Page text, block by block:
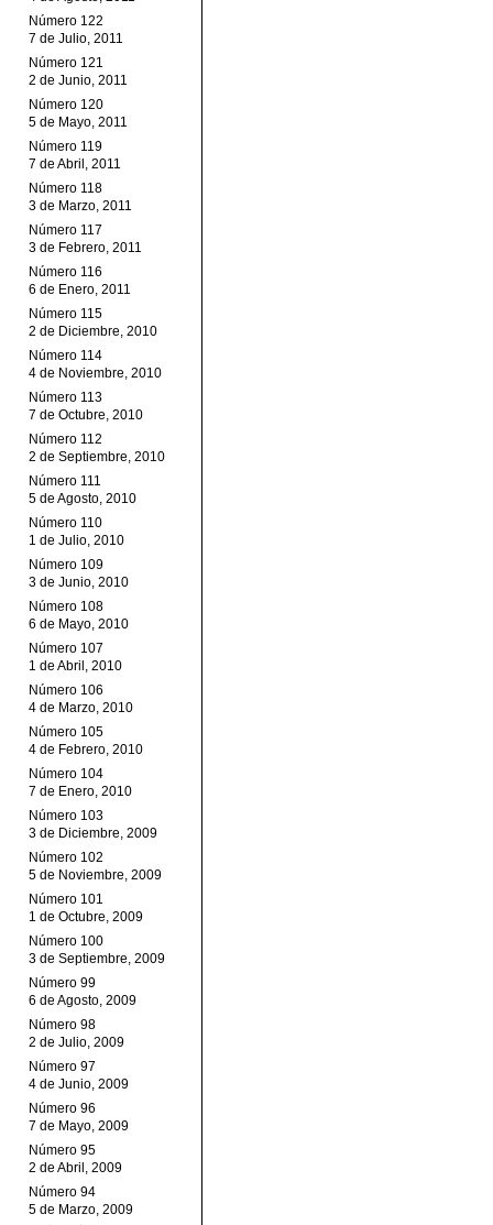
Número 122
7 de Julio, 2011
Número 121
2 de Junio, 2011
Número 120
5 de Mayo, 2011
Número 119
7 de Abril, 2011
Número 118
3 de Marzo, 2011
Número 117
3 de Febrero, 2011
Número 116
6 de Enero, 2011
Número 115
2 de Diciembre, 2010
Número 114
4 de Noviembre, 2010
Número 113
7 de Octubre, 2010
Número 112
2 de Septiembre, 2010
Número 111
5 de Agosto, 2010
Número 110
1 de Julio, 2010
Número 109
3 de Junio, 2010
Número 108
6 de Mayo, 2010
Número 107
1 de Abril, 2010
Número 106
4 de Marzo, 2010
Número 105
4 de Febrero, 2010
Número 104
7 de Enero, 2010
Número 103
3 de Diciembre, 2009
Número 102
5 de Noviembre, 2009
Número 101
1 de Octubre, 2009
Número 100
3 de Septiembre, 2009
Número 99
6 de Agosto, 2009
Número 98
2 de Julio, 2009
Número 97
4 de Junio, 2009
Número 96
7 de Mayo, 2009
Número 95
2 de Abril, 2009
Número 94
5 de Marzo, 2009